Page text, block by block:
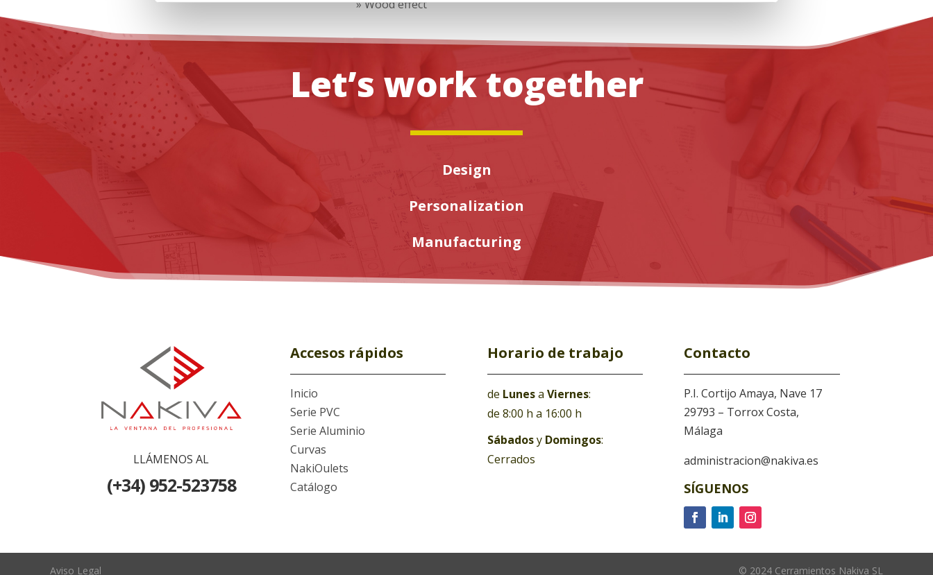
» Wood effect
Let’s work together
Design
Personalization
Manufacturing
LLÁMENOS AL
(+34) 952-523758
Accesos rápidos
Inicio
Serie PVC
Serie Aluminio
Curvas
NakiOulets
Catálogo
Horario de trabajo
de Lunesa Viernes:
de 8:00 h a 16:00 h
Sábadosy Domingos:
Cerrados
Contacto
P.I. Cortijo Amaya, Nave 17
29793 – Torrox Costa,
Málaga
administracion@nakiva.es
SÍGUENOS
Aviso Legal © 2024 Cerramientos Nakiva SL